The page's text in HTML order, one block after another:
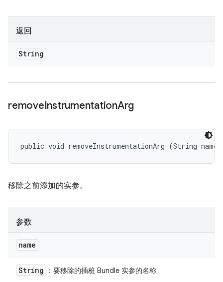
返回
String
removeInstrumentationArg
public void removeInstrumentationArg (String name)
移除之前添加的实参。
参数
name
String ：要移除的插桩 Bundle 实参的名称